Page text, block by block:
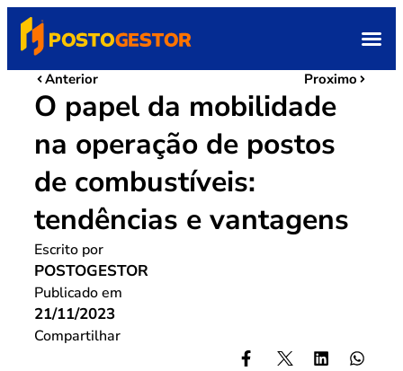
Anterior Proximo
O papel da mobilidade
na operação de postos
de combustíveis:
tendências e vantagens
Escrito por
POSTOGESTOR
Publicado em
21/11/2023
Compartilhar